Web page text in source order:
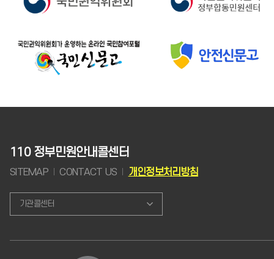
110 정부민원안내콜센터
SITEMAP CONTACT US 개인정보처리방침
기관콜센터